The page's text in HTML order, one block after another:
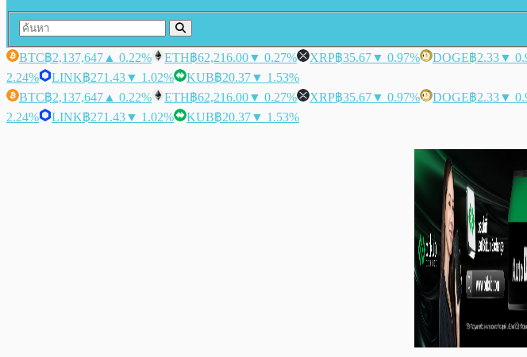
BTC฿2,137,647 ▲ 0.22% ETH฿62,216.00▼ 0.27% XRP฿35.67▼ 0.97% DOGE฿2.33▼
2.24%
LINK฿271.43▼ 1.02% KUB฿20.37▼ 1.53%
BTC฿2,137,647 ▲ 0.22% ETH฿62,216.00▼ 0.27% XRP฿35.67▼ 0.97% DOGE฿2.33▼
2.24%
LINK฿271.43▼ 1.02% KUB฿20.37▼ 1.53%